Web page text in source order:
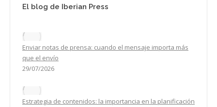
El blog de Iberian Press
Enviar notas de prensa: cuando el mensaje importa más
que el envío
29/07/2026
Estrategia de contenidos: la importancia en la planificación